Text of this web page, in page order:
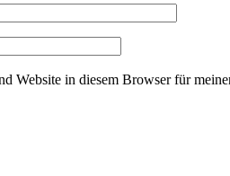
Website in diesem Browser für